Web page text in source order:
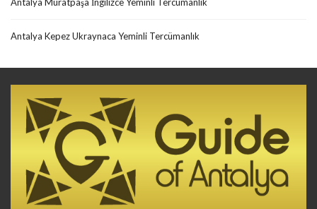
Antalya Kepez Ukraynaca Yeminli Tercümanlık